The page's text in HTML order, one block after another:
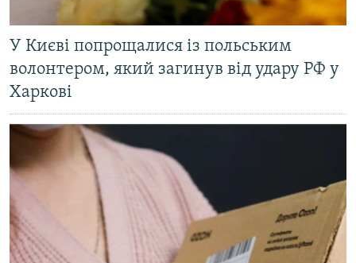
У Києві попрощалися із польським
волонтером, який загинув від удару РФ у
Харкові